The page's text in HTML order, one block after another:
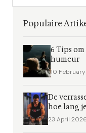
Populaire
6 Tips
humeur
10
De
hoe lang
23 April 2026